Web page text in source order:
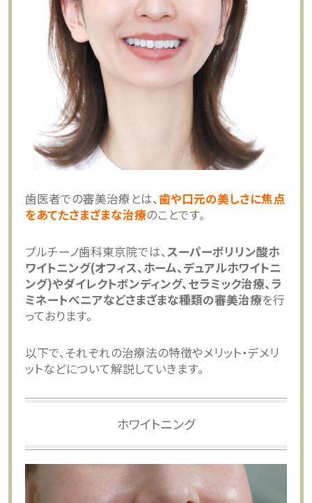
歯医者での審美治療とは、歯や口元の美しさに焦点
をあてたさまざまな治療のことです。
プルチーノ歯科東京院では、スーパーポリリン酸ホ
ワイトニング(オフィス、ホーム、デュアルホワイトニ
ング)やダイレクトボンディング、セラミック治療、ラ
ミネートべニアなどさまざまな種類の審美治療を行
っております。
以下で、それぞれの治療法の特徴やメリット・デメリ
ットなどについて解説していきます。
ホワイトニング